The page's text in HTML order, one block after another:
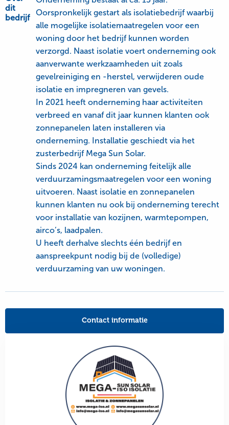
dit
bedrijf
Oorspronkelijk gestart als isolatiebedrijf waarbij
alle mogelijke isolatiemaatregelen voor een
woning door het bedrijf kunnen worden
verzorgd. Naast isolatie voert onderneming ook
aanverwante werkzaamheden uit zoals
gevelreiniging en -herstel, verwijderen oude
isolatie en impregneren van gevels.
In 2021 heeft onderneming haar activiteiten
verbreed en vanaf dit jaar kunnen klanten ook
zonnepanelen laten installeren via
onderneming. Installatie geschiedt via het
zusterbedrijf Mega Sun Solar.
Sinds 2024 kan onderneming feitelijk alle
verduurzamingsmaatregelen voor een woning
uitvoeren. Naast isolatie en zonnepanelen
kunnen klanten nu ook bij onderneming terecht
voor installatie van kozijnen, warmtepompen,
airco’s, laadpalen.
U heeft derhalve slechts één bedrijf en
aanspreekpunt nodig bij de (volledige)
verduurzaming van uw woningen.
Contact informatie